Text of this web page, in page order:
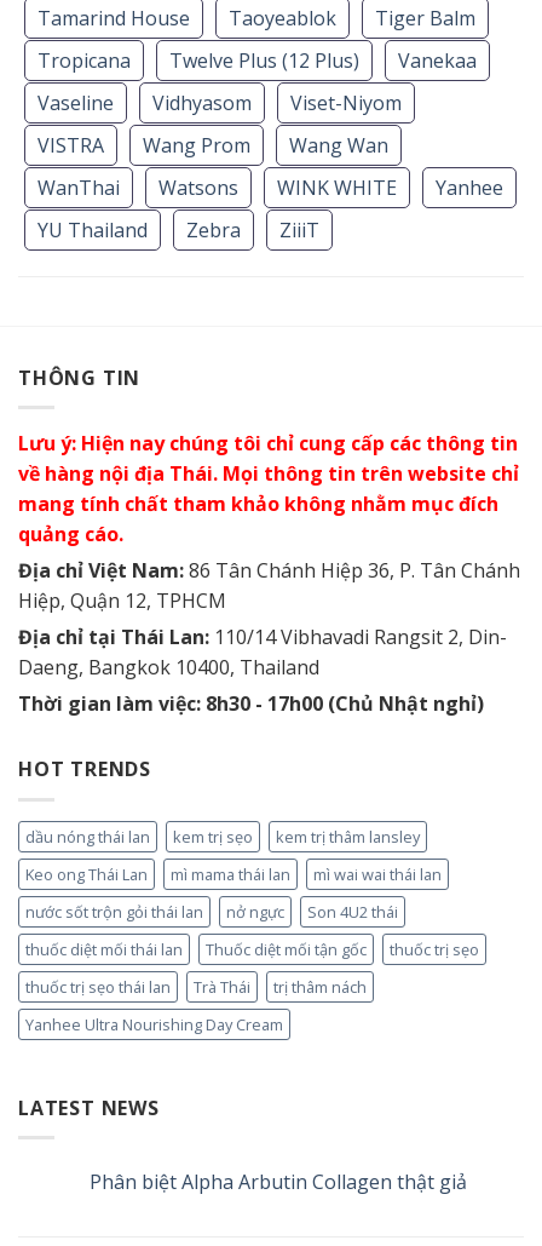
Tamarind House
Taoyeablok
Tiger Balm
Tropicana
Twelve Plus (12 Plus)
Vanekaa
Vaseline
Vidhyasom
Viset-Niyom
VISTRA
Wang Prom
Wang Wan
WanThai
Watsons WINK WHITE
Yanhee
YU Thailand
Zebra ZiiiT
THÔNG TIN
Lưu ý: Hiện nay chúng tôi chỉ cung cấp các thông tin
về hàng nội địa Thái. Mọi thông tin trên website chỉ
mang tính chất tham khảo không nhằm mục đích
quảng cáo.
Địa chỉ Việt Nam:86 Tân Chánh Hiệp 36, P. Tân Chánh
Hiệp, Quận 12, TPHCM
Địa chỉ tại Thái Lan: 110/14 Vibhavadi Rangsit 2, Din-
Daeng, Bangkok 10400, Thailand
Thời gian làm việc: 8h30 - 17h00 (Chủ Nhật nghỉ)
HOT TRENDS
dầu nóng thái lan kem trị sẹo
kem trị thâm lansley
Keo ong Thái Lan
mì mama thái lan
mì wai wai thái lan
nước sốt trộn gỏi thái lan
nở ngực
Son 4U2 thái
thuốc diệt mối thái lan
Thuốc diệt mối tận gốc
thuốc trị sẹo
thuốc trị sẹo thái lan
Trà Thái
trị thâm nách
Yanhee Ultra Nourishing Day Cream
LATEST NEWS
Phân biệt Alpha Arbutin Collagen thật giả